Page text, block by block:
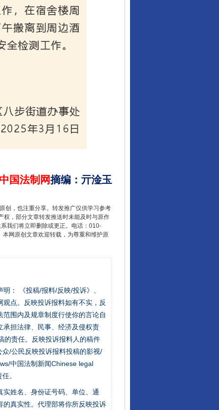
国法制网摘编 ： 亓淦玉
创，也注重分享。转发推广仅供学习参考
权，部分文章转发推送时未能及时与原作
我们将立即删除或更正。电话：010-
网原创文章欢迎转载，为尊重和维护原
： 《投稿/报料/反映/投诉》、
点。反映投诉报料如有不实，反
围内及规章制度行使你的言论自
担法律、民事、经济及侵权责
的责任。反映投诉报料人的稿件
/公民反映投诉报料投稿的影视/
中国法制新闻Chinese legal
。
姓名、身份证号码、单位、通
真实性。代理部将你所反映投诉